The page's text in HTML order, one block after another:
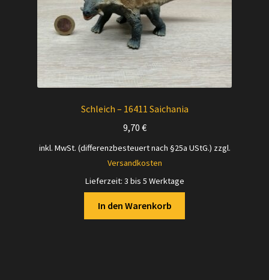
Schleich – 16411 Saichania
9,70 €
inkl. MwSt. (differenzbesteuert nach §25a UStG.) zzgl.
Versandkosten
Lieferzeit: 3 bis 5 Werktage
In den Warenkorb